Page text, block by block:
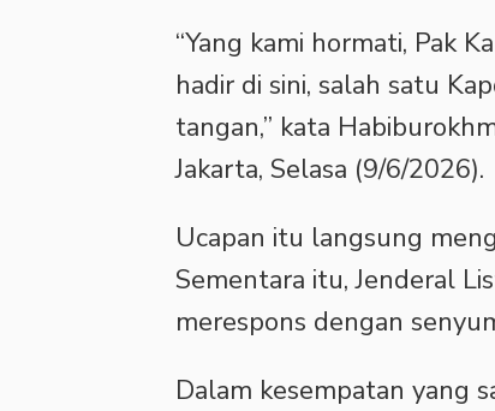
‎“Yang kami hormati, Pak
hadir di sini, salah satu
tangan,” kata
Jakarta, Selasa (9/6/2026).
Ucapan itu langsung
Sementara itu, Jenderal
merespons dengan
‎Dalam kesempatan yang